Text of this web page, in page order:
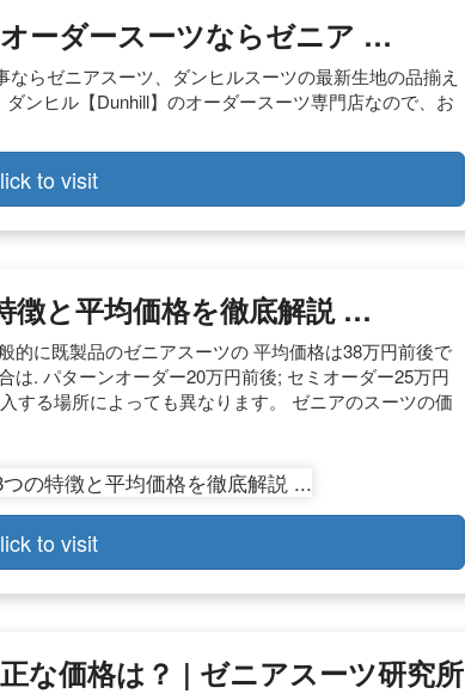
ーダースーツならゼニア …
らゼニアスーツ、ダンヒルスーツの最新生地の品揃え
ンヒル【Dunhill】のオーダースーツ専門店なので、お
to visit
徴と平均価格を徹底解説 …
的に既製品のゼニアスーツの 平均価格は38万円前後で
は. パターンオーダー20万円前後; セミオーダー25万円
する場所によっても異なります。 ゼニアのスーツの価
to visit
な価格は？ | ゼニアスーツ研究所